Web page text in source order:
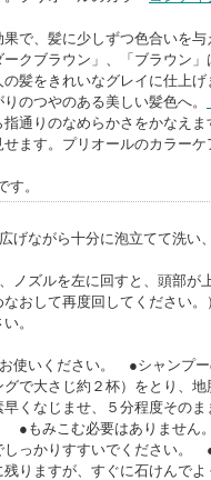
果で、髪に少しずつ色合いを与
クブラウン」、「ブラウン」
髪をきれいなグレイに仕上げ
のつやのある美しい髪色へ。
通りのなめらかさをかなえ
ます。プリオールのカラーケ
す。
げながら十分に泡立てて洗い
ノズルを左に回すと、頭部が
おして再度回してください。
。
使いください。 ●シャンプー
で大さじ約２杯）をとり、地
くなじませ、５分程度そのま
●もみこむ必要はありませ
しっかりすすいでください。
りますが、すぐに石けんでよ